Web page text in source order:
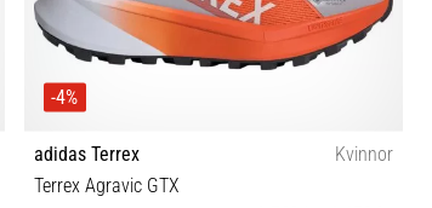
-4%
adidas Terrex
Kvinnor
Terrex Agravic GTX